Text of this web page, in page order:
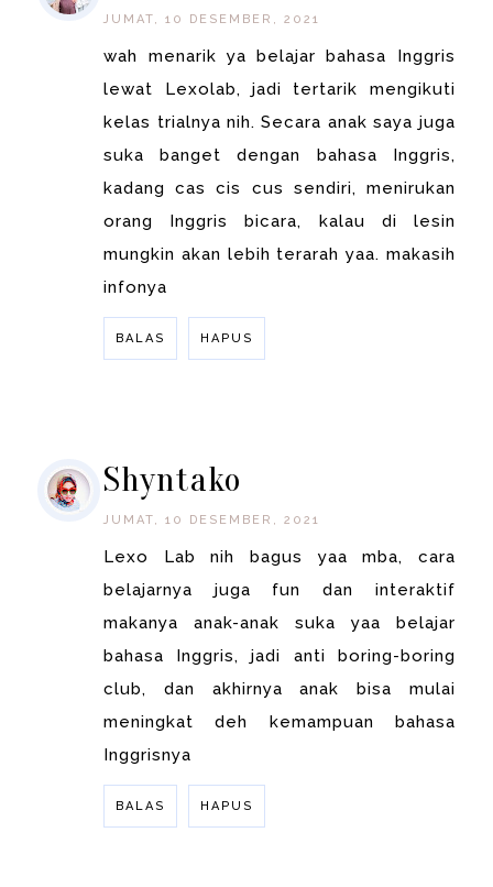
JUMAT, 10 DESEMBER, 2021
wah menarik ya belajar bahasa Inggris
lewat Lexolab, jadi tertarik mengikuti
kelas trialnya nih. Secara anak saya juga
suka banget dengan bahasa Inggris,
kadang cas cis cus sendiri, menirukan
orang Inggris bicara, kalau di lesin
mungkin akan lebih terarah yaa. makasih
infonya
BALAS HAPUS
Shyntako
JUMAT, 10 DESEMBER, 2021
Lexo Lab nih bagus yaa mba, cara
belajarnya juga fun dan interaktif
makanya anak-anak suka yaa belajar
bahasa Inggris, jadi anti boring-boring
club, dan akhirnya anak bisa mulai
meningkat deh kemampuan bahasa
Inggrisnya
BALAS HAPUS